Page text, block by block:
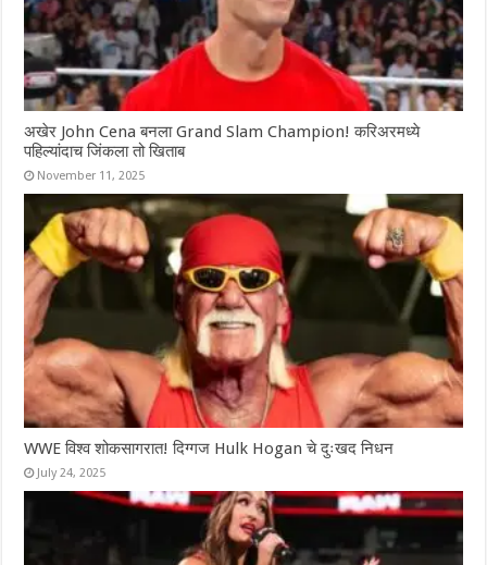
अखेर John Cena बनला Grand Slam Champion! करिअरमध्ये
पहिल्यांदाच जिंकला तो खिताब
November 11, 2025
WWE विश्व शोकसागरात! दिग्गज Hulk Hogan चे दुःखद निधन
July 24, 2025